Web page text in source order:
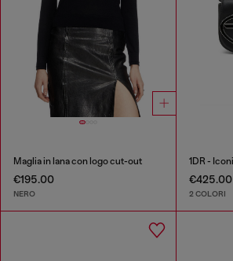
Maglia in lana con logo cut-out
€195.00
NERO
€425.00
2 COLORI